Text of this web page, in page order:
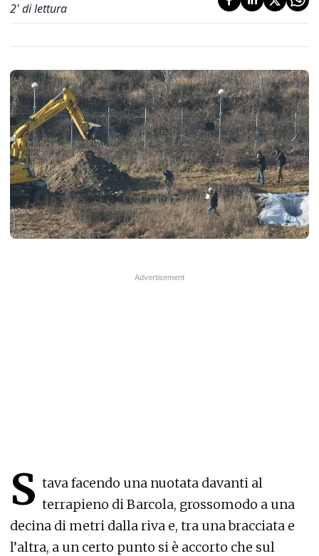
2' di lettura
S tava facendo una nuotata davanti al
terrapieno di Barcola, grossomodo a una
decina di metri dalla riva e, tra una bracciata e
l’altra, a un certo punto si è accorto che sul